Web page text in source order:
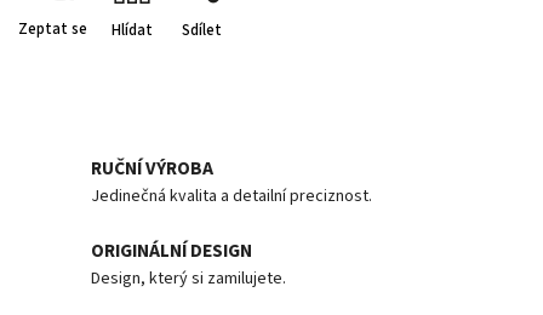
Zeptat se Hlídat Sdílet
RUČNÍ VÝROBA
Jedinečná kvalita a detailní preciznost.
ORIGINÁLNÍ DESIGN
Design, který si zamilujete.